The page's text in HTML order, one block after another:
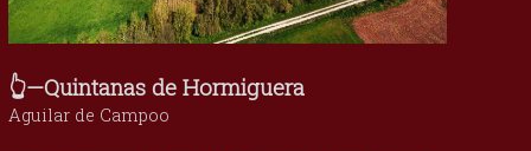
👆—Quintanas de Hormiguera
Aguilar de Campoo